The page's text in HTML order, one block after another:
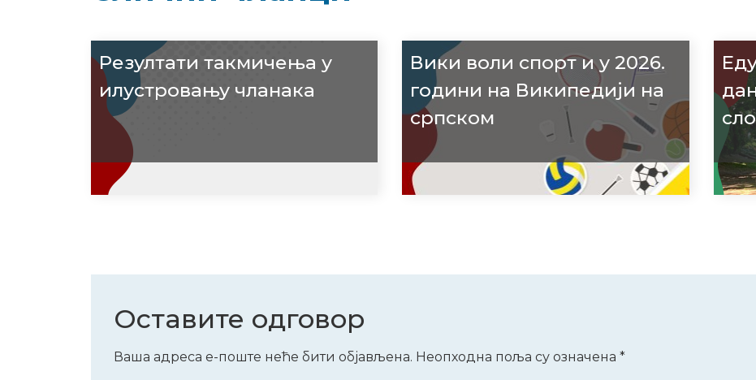
Резултати такмичења у
илустровању чланака
Вики воли спорт и у 2026.
години на Википедији на
српском
Оставите одговор
Ваша адреса е-поште неће бити објављена. Неопходна поља су означена *